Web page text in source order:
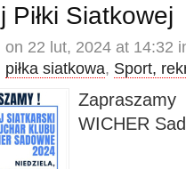
Piłki Siatkowej
on 22 lut, 2024 at 14:32
piłka siatkowa, Sport,
WICHER